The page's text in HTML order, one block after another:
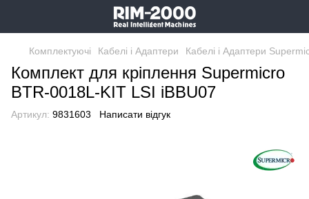
Комплектуючі Кабелі і Адаптери Кабелі і Адаптери
Комплект для кріплення Supermicro
BTR-0018L-KIT LSI iBBU07
Артикул: 9831603 Написати відгук